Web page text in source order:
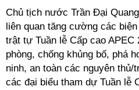
Chủ tịch nước Trần Đại
liên quan tăng cường các
trật tự Tuần lễ Cấp cao APEC
phòng, chống khủng bố, phá
ninh, an toàn các nguyên
các đại biểu tham dự Tuần lễ